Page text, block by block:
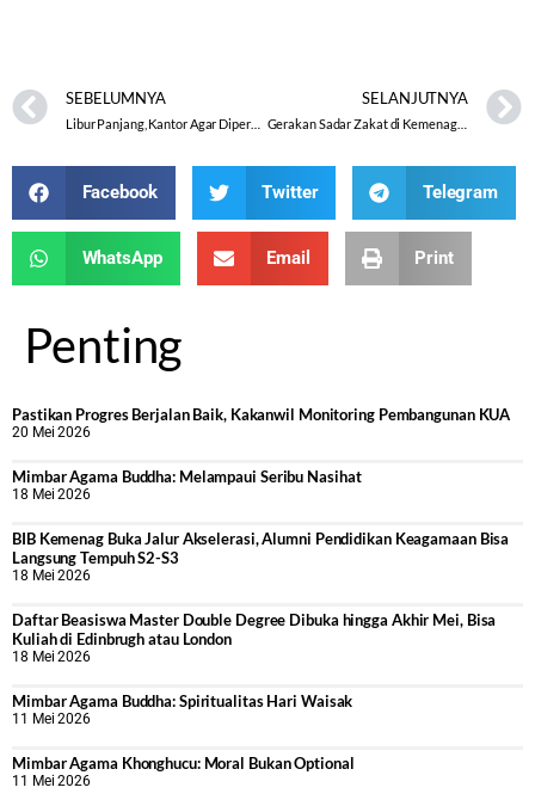
SEBELUMNYA
Libur Panjang, Kantor Agar Diperketat Keamanan
SELANJUTNYA
Gerakan Sadar Zakat di Kemenag Kota Semarang
Facebook Twitter Telegram
WhatsApp Email Print
Penting
Pastikan Progres Berjalan Baik, Kakanwil Monitoring Pembangunan KUA
20 Mei 2026
Mimbar Agama Buddha: Melampaui Seribu Nasihat
18 Mei 2026
BIB Kemenag Buka Jalur Akselerasi, Alumni Pendidikan Keagamaan Bisa
Langsung Tempuh S2-S3
18 Mei 2026
Daftar Beasiswa Master Double Degree Dibuka hingga Akhir Mei, Bisa
Kuliah di Edinbrugh atau London
18 Mei 2026
Mimbar Agama Buddha: Spiritualitas Hari Waisak
11 Mei 2026
Mimbar Agama Khonghucu: Moral Bukan Optional
11 Mei 2026